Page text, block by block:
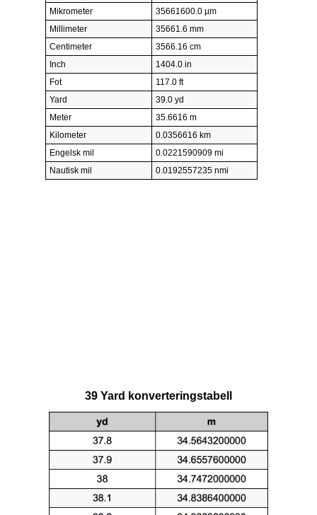
Mikrometer
35661600.0 µm
Millimeter
35661.6 mm
Centimeter
3566.16 cm
Inch
1404.0 in
Fot
117.0 ft
Yard
39.0 yd
Meter
35.6616 m
Kilometer
0.0356616 km
Engelsk mil
0.0221590909 mi
Nautisk mil
0.0192557235 nmi
39 Yard konverteringstabell